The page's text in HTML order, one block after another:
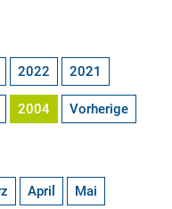
2022 2021
2004 Vorherige
April Mai